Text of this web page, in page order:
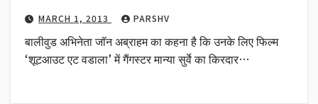
MARCH 1, 2013 PARSHV
बालीवुड अभिनेता जॉन अब्राहम का कहना है कि उनके लिए फिल्म
‘शूटआउट एट वडाला’ में गैंगस्टर मान्या सुर्वे का किरदार…